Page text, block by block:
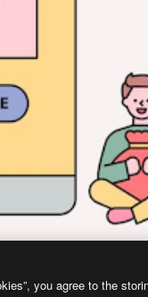
you agree to the